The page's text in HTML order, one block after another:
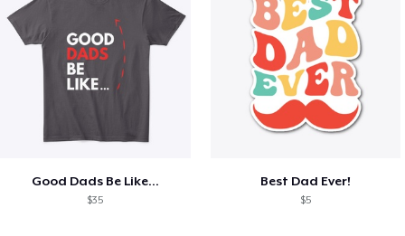
Good Dads Be Like...
$35
Best Dad Ever!
$5